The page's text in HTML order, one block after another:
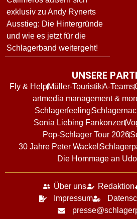
exklusiv zu Andy Rynerts
Ausstieg: Die Hintergründe
und wie es jetzt für die
Schlagerband weitergeht!
UNSERE
Fly & HelpMüller-TouristikA-Teams
artmedia management &
Schlagerfeeling
Sonia Liebing Fankonzert
Pop-Schlager Tour 2026
30 Jahre Peter Wackel
Die Hommage an
Über uns Redaktion
Impressum